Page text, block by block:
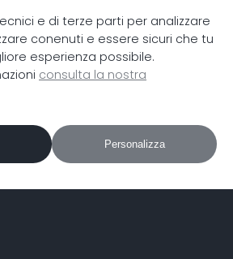
i siti web relativi ad essa.
e di terze parti per analizzare
conenuti e essere sicuri che tu
esperienza possibile.
consulta la nostra
Personalizza